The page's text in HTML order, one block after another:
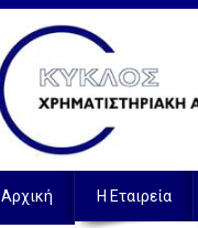
Αρχική Η Εταιρεία